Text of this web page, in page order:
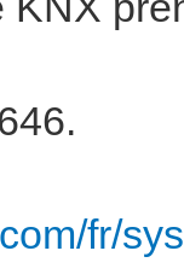
fr/